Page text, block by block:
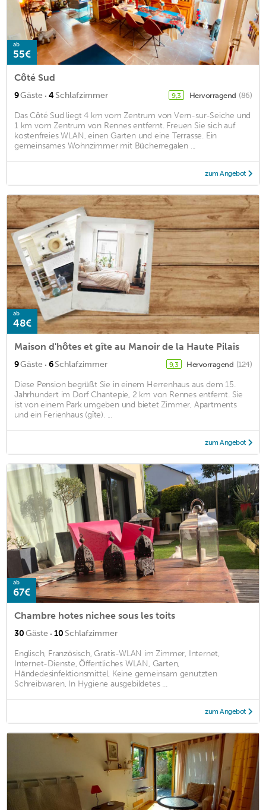
ab
55€
Côté Sud
9Gäste · 4Schlafzimmer 9,3 Hervorragend (86)
Das Côté Sud liegt 4 km vom Zentrum von Vern-sur-Seiche und
1 km vom Zentrum von Rennes entfernt. Freuen Sie sich auf
kostenfreies WLAN, einen Garten und eine Terrasse. Ein
gemeinsames Wohnzimmer mit Bücherregalen ...
zum Angebot
ab
48€
Maison d'hôtes et gîte au Manoir de la Haute Pilais
9Gäste · 6Schlafzimmer 9,3 Hervorragend (124)
Diese Pension begrüßt Sie in einem Herrenhaus aus dem 15.
Jahrhundert im Dorf Chantepie, 2 km von Rennes entfernt. Sie
ist von einem Park umgeben und bietet Zimmer, Apartments
und ein Ferienhaus (gîte). ...
zum Angebot
ab
67€
Chambre hotes nichee sous les toits
30Gäste · 10 Schlafzimmer
Englisch, Französisch, Gratis-WLAN im Zimmer, Internet,
Internet-Dienste, Öffentliches WLAN, Garten,
Händedesinfektionsmittel, Keine gemeinsam genutzten
Schreibwaren, In Hygiene ausgebildetes ...
zum Angebot